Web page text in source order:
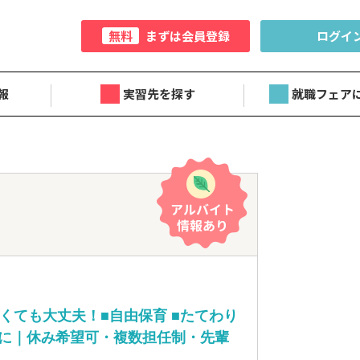
無料 まずは会員登録 ログイ
実習先を探す 就職フェア
ても大丈夫！■自由保育 ■たてわり
｜休み希望可・複数担任制・先輩